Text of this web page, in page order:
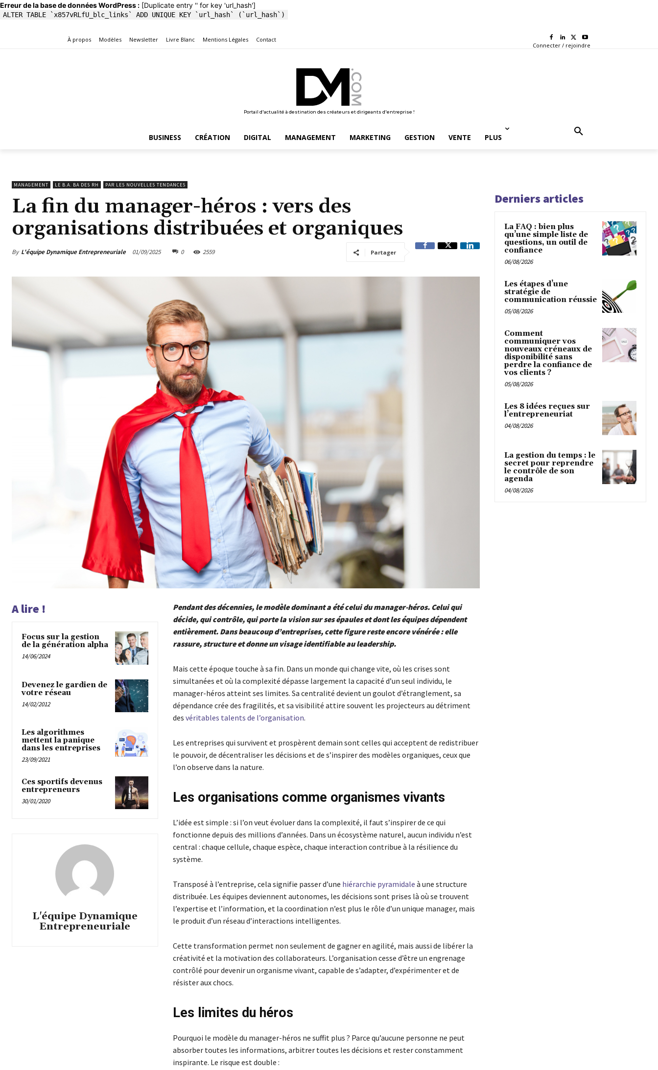
Erreur de la base de données WordPress : [Duplicate entry '' for key 'url_hash']
ALTER TABLE `x857vRLfU_blc_links` ADD UNIQUE KEY `url_hash` (`url_hash`)
À propos Modèles Newsletter Livre Blanc Mentions Légales Contact
Connecter / rejoindre
Portail d'actualité à destination des créateurs et dirigeants d'entreprise !
BUSINESS CRÉATION DIGITAL MANAGEMENT MARKETING GESTION VENTE PLUS
MANAGEMENT LE B.A. BA DES RH PAR LES NOUVELLES TENDANCES
La fin du manager-héros : vers des
organisations distribuées et organiques
By L'équipe Dynamique Entrepreneuriale 01/09/2025 0 2559 Partager
A lire !
Focus sur la gestion
de la génération alpha
14/06/2024
Devenez le gardien de
votre réseau
14/02/2012
Les algorithmes
mettent la panique
dans les entreprises
23/09/2021
Ces sportifs devenus
entrepreneurs
30/01/2020
L'équipe Dynamique
Entrepreneuriale
Pendant des décennies, le modèle dominant a été celui du manager-héros. Celui qui
décide, qui contrôle, qui porte la vision sur ses épaules et dont les équipes dépendent
entièrement. Dans beaucoup d’entreprises, cette figure reste encore vénérée : elle
rassure, structure et donne un visage identifiable au leadership.
Mais cette époque touche à sa fin. Dans un monde qui change vite, où les crises sont
simultanées et où la complexité dépasse largement la capacité d’un seul individu, le
manager-héros atteint ses limites. Sa centralité devient un goulot d’étranglement, sa
dépendance crée des fragilités, et sa visibilité attire souvent les projecteurs au détriment
des véritables talents de l’organisation.
Les entreprises qui survivent et prospèrent demain sont celles qui acceptent de redistribuer
le pouvoir, de décentraliser les décisions et de s’inspirer des modèles organiques, ceux que
l’on observe dans la nature.
Les organisations comme organismes vivants
L’idée est simple : si l’on veut évoluer dans la complexité, il faut s’inspirer de ce qui
fonctionne depuis des millions d’années. Dans un écosystème naturel, aucun individu n’est
central : chaque cellule, chaque espèce, chaque interaction contribue à la résilience du
système.
Transposé à l’entreprise, cela signifie passer d’une hiérarchie pyramidale à une structure
distribuée. Les équipes deviennent autonomes, les décisions sont prises là où se trouvent
l’expertise et l’information, et la coordination n’est plus le rôle d’un unique manager, mais
le produit d’un réseau d’interactions intelligentes.
Cette transformation permet non seulement de gagner en agilité, mais aussi de libérer la
créativité et la motivation des collaborateurs. L’organisation cesse d’être un engrenage
contrôlé pour devenir un organisme vivant, capable de s’adapter, d’expérimenter et de
résister aux chocs.
Les limites du héros
Pourquoi le modèle du manager-héros ne suffit plus ? Parce qu’aucune personne ne peut
absorber toutes les informations, arbitrer toutes les décisions et rester constamment
inspirante. Le risque est double :
Derniers articles
La FAQ : bien plus
qu’une simple liste de
questions, un outil de
confiance
06/08/2026
Les étapes d’une
stratégie de
communication réussie
05/08/2026
Comment
communiquer vos
nouveaux créneaux de
disponibilité sans
perdre la confiance de
vos clients ?
05/08/2026
Les 8 idées reçues sur
l’entrepreneuriat
04/08/2026
La gestion du temps : le
secret pour reprendre
le contrôle de son
agenda
04/08/2026